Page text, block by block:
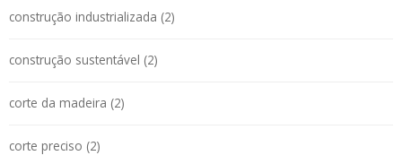
construção industrializada (2)
construção sustentável (2)
corte da madeira (2)
corte preciso (2)